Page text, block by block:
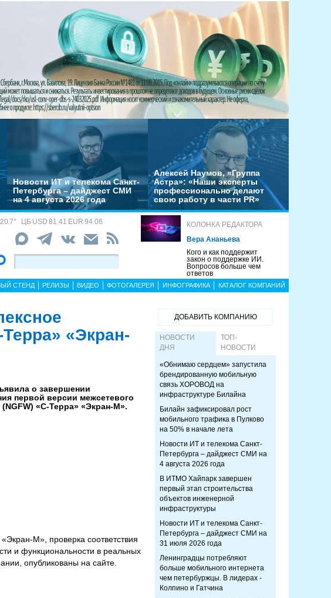
Новости ИТ и телекома Санкт-
Петербурга – дайджест СМИ
на 4 августа 2026 года
Алексей Наумов, «Группа
Астра»: «Наши эксперты
профессионально делают
свою работу в части PR»
20.7° ЦБ USD 81.41 EUR 94.06
КОЛОНКА РЕДАКТОРА
Вера Ананьева
Кого и как поддержит
закон о поддержке ИИ.
Вопросов больше чем
ответов
СТЕНД РЕЛИЗЫ ВИДЕО ФОТОГАЛЕРЕЯ ИНФОГРАФИКА КАТАЛОГ КОМПАНИЙ
«Экран-
о завершении
первой версии межсетевого
«С-Терра» «Экран-М».
М», проверка соответствия
и функциональности в реальных
опубликованы на сайте.
ДОБАВИТЬ КОМПАНИЮ
НОВОСТИ
ДНЯ
ТОП-
НОВОСТИ
«Обнимаю сердцем» запустила
брендированную мобильную
связь ХОРОВОД на
инфраструктуре Билайна
Билайн зафиксировал рост
мобильного трафика в Пулково
на 50% в начале лета
Новости ИТ и телекома Санкт-
Петербурга – дайджест СМИ на
4 августа 2026 года
В ИТМО Хайпарк завершен
первый этап строительства
объектов инженерной
инфраструктуры
Новости ИТ и телекома Санкт-
Петербурга – дайджест СМИ на
31 июля 2026 года
Ленинградцы потребляют
больше мобильного интернета
чем петербуржцы. В лидерах -
Колпино и Гатчина